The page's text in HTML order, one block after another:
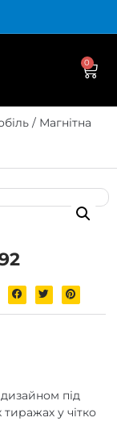
0
/ Магнітна
під
у чітко